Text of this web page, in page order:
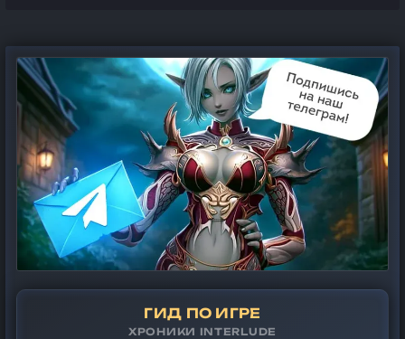
ГИД ПО ИГРЕ
ХРОНИКИ INTERLUDE